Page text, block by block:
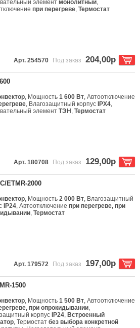
элементмонолитный,
при перегреве,Термостат
Арт. 254570 Под заказ 204,00р
, Мощность1 600 Вт, Автоотключение
, Влагозащитный корпус IPX4,
элементТЭН ,Термостат
Арт. 180708 Под заказ 129,00р
ETMR-2000
, Мощность2 000 Вт, Влагозащитный
IP24, Автоотключениепри перегреве, при
,Термостат
Арт. 179572 Под заказ 197,00р
1500
, Мощность1 500 Вт, Автоотключение
при опрокидывании,
корпус IP24, Встроенный
, Термостатбез выбора конкретной